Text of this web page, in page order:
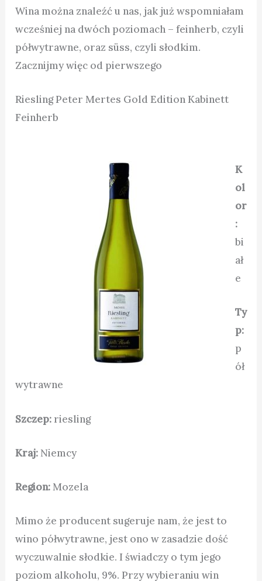
Wina można znaleźć u nas, jak już wspomniałam
wcześniej na dwóch poziomach – feinherb, czyli
półwytrawne, oraz süss, czyli słodkim.
Zacznijmy więc od pierwszego
Riesling Peter Mertes Gold Edition Kabinett
Feinherb
K
ol
or
:
bi
ał
e
Ty
p:
p
ół
wytrawne
Szczep: riesling
Kraj: Niemcy
Region:Mozela
Mimo że producent sugeruje nam, że jest to
wino półwytrawne, jest ono w zasadzie dość
wyczuwalnie słodkie. I świadczy o tym jego
poziom alkoholu, 9%. Przy wybieraniu win